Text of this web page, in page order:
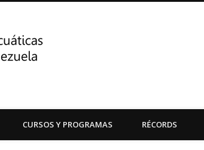
Centro de
Central de Venezuela
CURSOS Y PROGRAMAS RÉCORDS